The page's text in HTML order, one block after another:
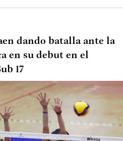
dando batalla ante la
en su debut en el
17